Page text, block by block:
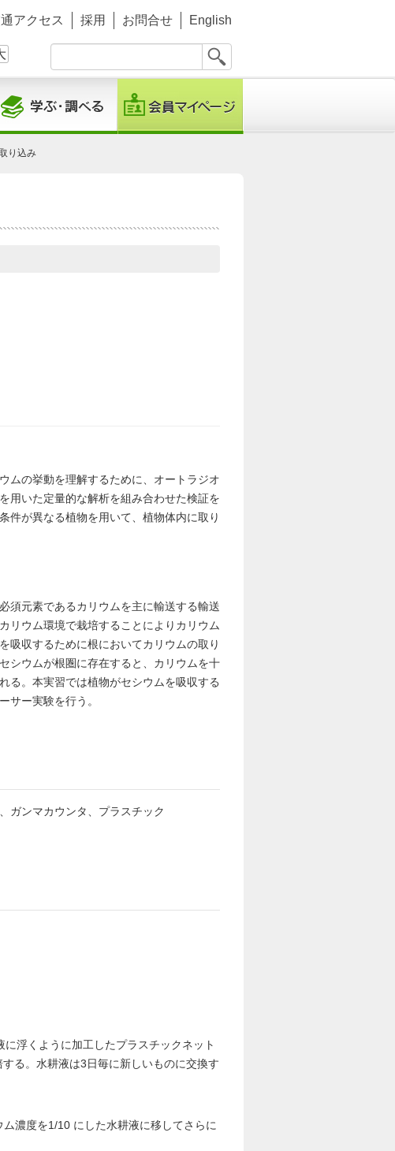
アクセス 採用 お問合せ English
り込み
ムの挙動を理解するために、オートラジオ
用いた定量的な解析を組み合わせた検証を
件が異なる植物を用いて、植物体内に取り
須元素であるカリウムを主に輸送する輸送
リウム環境で栽培することによりカリウム
吸収するために根においてカリウムの取り
シウムが根圏に存在すると、カリウムを十
る。本実習では植物がセシウムを吸収する
サー実験を行う。
ガンマカウンタ、プラスチック
浮くように加工したプラスチックネット
る。水耕液は3日毎に新しいものに交換す
濃度を1/10 にした水耕液に移してさらに